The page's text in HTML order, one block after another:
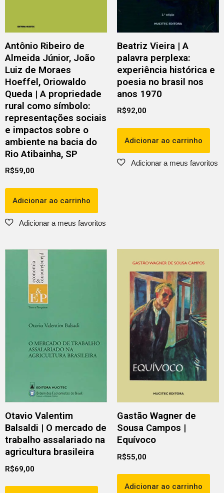
Antônio Ribeiro de
Almeida Júnior, João
Luiz de Moraes
Hoeffel, Oriowaldo
Queda | A propriedade
rural como símbolo:
representações sociais
e impactos sobre o
ambiente na bacia do
Rio Atibainha, SP
R$59,00
Adicionar ao carrinho
Beatriz Vieira | A
palavra perplexa:
experiência histórica e
poesia no brasil nos
anos 1970
R$92,00
Adicionar ao carrinho
Otavio Valentim
Balsaldi | O mercado de
trabalho assalariado na
agricultura brasileira
R$69,00
Gastão Wagner de
Sousa Campos |
Equívoco
R$55,00
Adicionar ao carrinho